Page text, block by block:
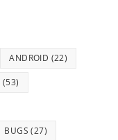
ANDROID (22)
(53)
BUGS (27)